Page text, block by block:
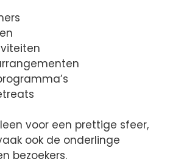
voor een prettige sfeer,
ook de onderlinge
bezoekers.